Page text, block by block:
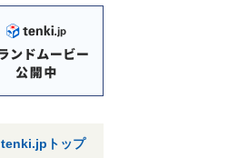
tenki.jpトップ